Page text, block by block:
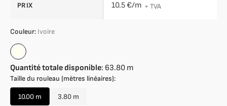
PRIX 10.5 €/m + TVA
Couleur: Ivoire
Ivoire
Quantité totale disponible: 63.80 m
Taille du rouleau (mètres linéaires):
10.00 m
Variante
3.80 mVariante